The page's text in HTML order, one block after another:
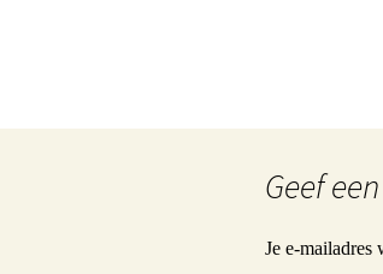
Geef
Je e-mailadres